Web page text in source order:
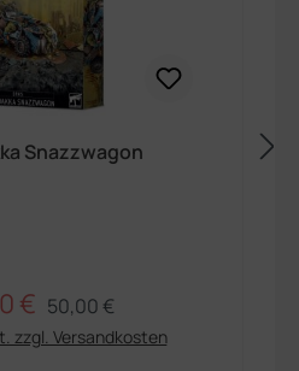
Snazzwagon
€ Regulärer Preis:
50,00 €
zzgl. Versandkosten